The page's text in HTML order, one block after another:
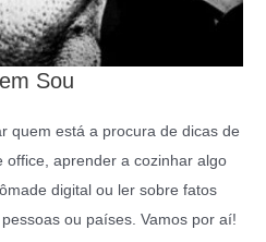
Sou
quem está a procura de dicas de
office, aprender a cozinhar algo
digital ou ler sobre fatos
ou países. Vamos por aí!